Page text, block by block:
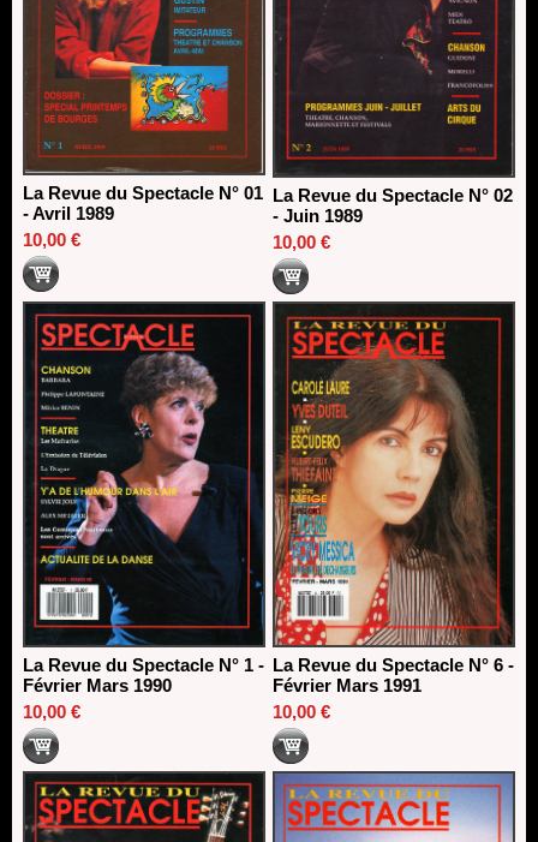
La Revue du Spectacle N° 01
- Avril 1989
10,00 €
La Revue du Spectacle N° 02
- Juin 1989
10,00 €
La Revue du Spectacle N° 1 -
Février Mars 1990
10,00 €
La Revue du Spectacle N° 6 -
Février Mars 1991
10,00 €